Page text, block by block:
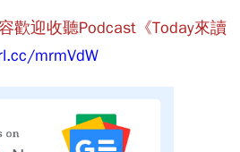
歡迎收聽Podcast《Today來讀
mrmVdW